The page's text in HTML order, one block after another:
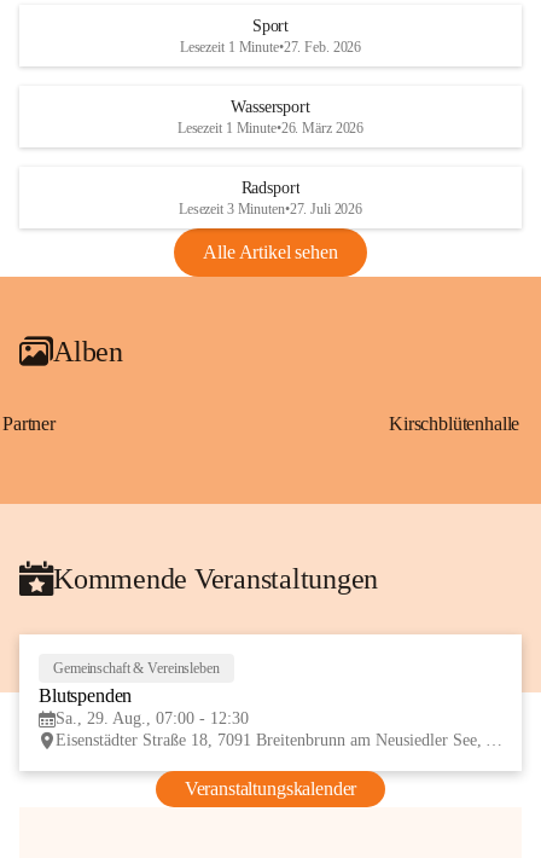
Rebe und der Amerikanischen
Anhang VBl. EU Nr. 18
1 Seite•1,4 MB
VBl. EU Nr. 18_2026
Sport
Lesezeit 1 Minute•27. Feb. 2026
Wassersport
Lesezeit 1 Minute•26. März 2026
Radsport
Lesezeit 3 Minuten•27. Juli 2026
Alle Artikel sehen
Alben
Partner Kirschblütenhalle
Kommende Veranstaltungen
Gemeinschaft & Vereinsleben
Blutspenden
Sa., 29. Aug., 07:00 - 12:30
Eisenstädter Straße 18, 7091 Breitenbrunn am Neusiedler See, AUT
Veranstaltungskalender